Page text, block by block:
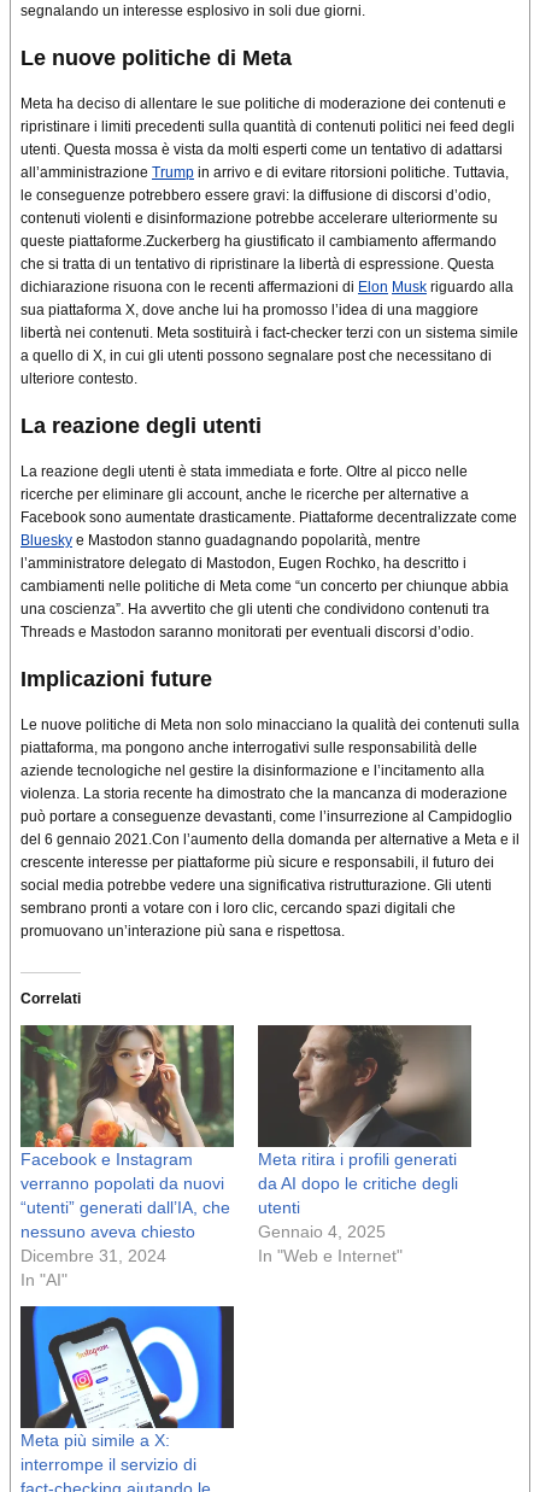
segnalando un interesse esplosivo in soli due giorni.
Le nuove politiche di Meta
Meta ha deciso di allentare le sue politiche di moderazione dei contenuti e
ripristinare i limiti precedenti sulla quantità di contenuti politici nei feed degli
utenti. Questa mossa è vista da molti esperti come un tentativo di adattarsi
all’amministrazione Trump in arrivo e di evitare ritorsioni politiche. Tuttavia,
le conseguenze potrebbero essere gravi: la diffusione di discorsi d’odio,
contenuti violenti e disinformazione potrebbe accelerare ulteriormente su
queste piattaforme.Zuckerberg ha giustificato il cambiamento affermando
che si tratta di un tentativo di ripristinare la libertà di espressione. Questa
dichiarazione risuona con le recenti affermazioni di Elon Musk riguardo alla
sua piattaforma X, dove anche lui ha promosso l’idea di una maggiore
libertà nei contenuti. Meta sostituirà i fact-checker terzi con un sistema simile
a quello di X, in cui gli utenti possono segnalare post che necessitano di
ulteriore contesto.
La reazione degli utenti
La reazione degli utenti è stata immediata e forte. Oltre al picco nelle
ricerche per eliminare gli account, anche le ricerche per alternative a
Facebook sono aumentate drasticamente. Piattaforme decentralizzate come
Bluesky e Mastodon stanno guadagnando popolarità, mentre
l’amministratore delegato di Mastodon, Eugen Rochko, ha descritto i
cambiamenti nelle politiche di Meta come “un concerto per chiunque abbia
una coscienza”. Ha avvertito che gli utenti che condividono contenuti tra
Threads e Mastodon saranno monitorati per eventuali discorsi d’odio.
Implicazioni future
Le nuove politiche di Meta non solo minacciano la qualità dei contenuti sulla
piattaforma, ma pongono anche interrogativi sulle responsabilità delle
aziende tecnologiche nel gestire la disinformazione e l’incitamento alla
violenza. La storia recente ha dimostrato che la mancanza di moderazione
può portare a conseguenze devastanti, come l’insurrezione al Campidoglio
del 6 gennaio 2021.Con l’aumento della domanda per alternative a Meta e il
crescente interesse per piattaforme più sicure e responsabili, il futuro dei
social media potrebbe vedere una significativa ristrutturazione. Gli utenti
sembrano pronti a votare con i loro clic, cercando spazi digitali che
promuovano un’interazione più sana e rispettosa.
Correlati
Facebook e Instagram
verranno popolati da nuovi
“utenti” generati dall’IA, che
nessuno aveva chiesto
Dicembre 31, 2024
In "AI"
Meta ritira i profili generati
da AI dopo le critiche degli
utenti
Gennaio 4, 2025
In "Web e Internet"
Meta più simile a X:
interrompe il servizio di